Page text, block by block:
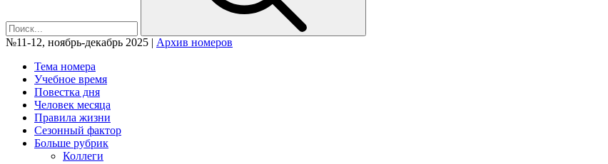
№11-12, ноябрь-декабрь 2025 | Архив номеров
Тема номера
Учебное время
Повестка дня
Человек месяца
Правила жизни
Сезонный фактор
Больше рубрик
Коллеги